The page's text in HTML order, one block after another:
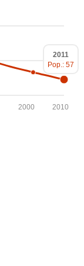
2010
2000
2011
Pop.: 57